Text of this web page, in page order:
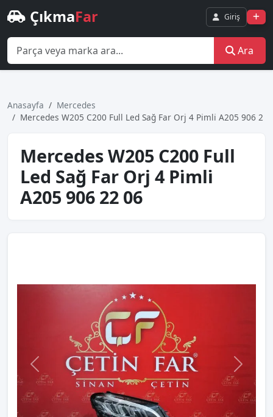
ÇıkmaFar Giriş
Ara
Anasayfa
Mercedes
Mercedes W205 C200 Full Led Sağ Far Orj 4 Pi̇mli̇ A205 906 2
Mercedes W205 C200 Full
Led Sağ Far Orj 4 Pi̇mli̇
A205 906 22 06